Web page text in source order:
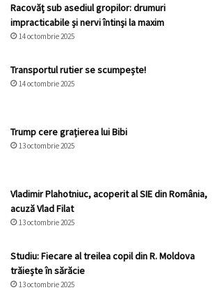
Racovăț sub asediul gropilor: drumuri
impracticabile și nervi întinși la maxim
14 octombrie 2025
Transportul rutier se scumpește!
14 octombrie 2025
Trump cere grațierea lui Bibi
13 octombrie 2025
Vladimir Plahotniuc, acoperit al SIE din România,
acuză Vlad Filat
13 octombrie 2025
Studiu: Fiecare al treilea copil din R. Moldova
trăiește în sărăcie
13 octombrie 2025